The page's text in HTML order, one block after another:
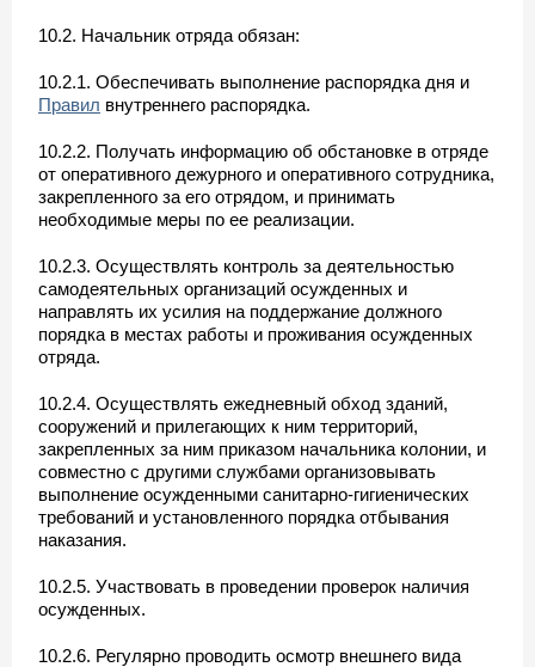
10.2. Начальник отряда обязан:
10.2.1. Обеспечивать выполнение распорядка дня и
Правил внутреннего распорядка.
10.2.2. Получать информацию об обстановке в отряде
от оперативного дежурного и оперативного сотрудника,
закрепленного за его отрядом, и принимать
необходимые меры по ее реализации.
10.2.3. Осуществлять контроль за деятельностью
самодеятельных организаций осужденных и
направлять их усилия на поддержание должного
порядка в местах работы и проживания осужденных
отряда.
10.2.4. Осуществлять ежедневный обход зданий,
сооружений и прилегающих к ним территорий,
закрепленных за ним приказом начальника колонии, и
совместно с другими службами организовывать
выполнение осужденными санитарно-гигиенических
требований и установленного порядка отбывания
наказания.
10.2.5. Участвовать в проведении проверок наличия
осужденных.
10.2.6. Регулярно проводить осмотр внешнего вида